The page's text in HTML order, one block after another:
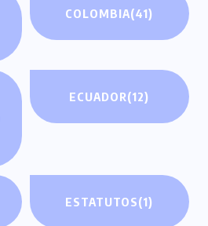
COLOMBIA(41)
ECUADOR(12)
ESTATUTOS(1)